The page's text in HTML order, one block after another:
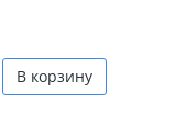
В корзину